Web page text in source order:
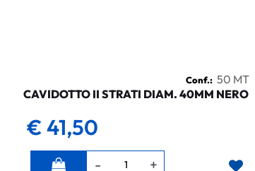
Conf.: 50 MT
CAVIDOTTO II STRATI DIAM. 40MM NERO
€ 41,50
Quantità